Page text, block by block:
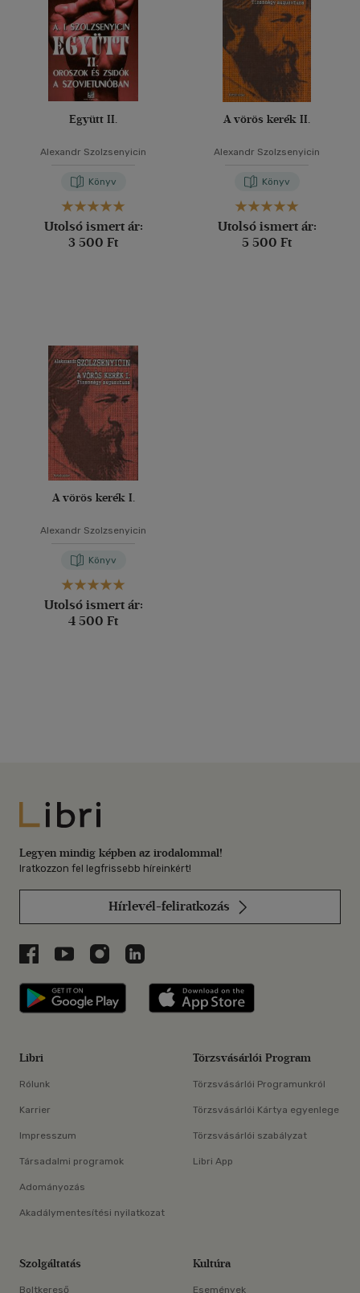
Együtt II.
Alexandr Szolzsenyicin
Könyv
Utolsó ismert ár:
3 500 Ft
A vörös kerék II.
Alexandr Szolzsenyicin
Könyv
Utolsó ismert ár:
5 500 Ft
A vörös kerék I.
Alexandr Szolzsenyicin
Könyv
Utolsó ismert ár:
4 500 Ft
Libri
Legyen mindig képben az irodalommal!
Iratkozzon fel legfrissebb híreinkért!
Hírlevél-feliratkozás
Libri a Facebookon
Libri a Youtube-on
Libri az Instagramon
Libri a LinkedInen
Libri applikáció Szerezd meg: Google
Libri
Rólunk
Karrier
Impresszum
Társadalmi programok
Adományozás
Akadálymentesítési nyilatkozat
Törzsvásárlói Program
Törzsvásárlói Programunkról
Törzsvásárlói Kártya egyenlege
Törzsvásárlói szabályzat
Libri App
Szolgáltatás
Boltkereső
Kultúra
Események